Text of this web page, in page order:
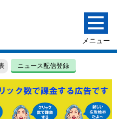
ニュース配信登録